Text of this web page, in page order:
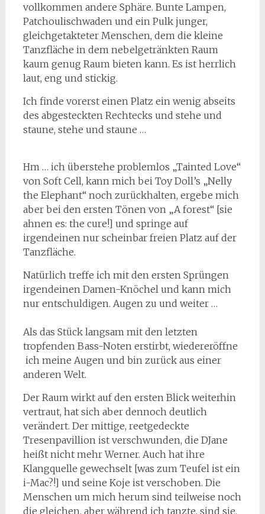
vollkommen andere Sphäre. Bunte Lampen,
Patchoulischwaden und ein Pulk junger,
gleichgetakteter Menschen, dem die kleine
Tanzfläche in dem nebelgetränkten Raum
kaum genug Raum bieten kann. Es ist herrlich
laut, eng und stickig.
Ich finde vorerst einen Platz ein wenig abseits
des abgesteckten Rechtecks und stehe und
staune, stehe und staune …
Hm … ich überstehe problemlos „Tainted Love“
von Soft Cell, kann mich bei Toy Doll’s „Nelly
the Elephant“ noch zurückhalten, ergebe mich
aber bei den ersten Tönen von „A forest“ [sie
ahnen es: the cure!] und springe auf
irgendeinen nur scheinbar freien Platz auf der
Tanzfläche.
Natürlich treffe ich mit den ersten Sprüngen
irgendeinen Damen-Knöchel und kann mich
nur entschuldigen. Augen zu und weiter …
Als das Stück langsam mit den letzten
tropfenden Bass-Noten erstirbt, wiedereröffne
ich meine Augen und bin zurück aus einer
anderen Welt.
Der Raum wirkt auf den ersten Blick weiterhin
vertraut, hat sich aber dennoch deutlich
verändert. Der mittige, reetgedeckte
Tresenpavillion ist verschwunden, die DJane
heißt nicht mehr Werner. Auch hat ihre
Klangquelle gewechselt [was zum Teufel ist ein
i-Mac?!] und seine Koje ist verschoben. Die
Menschen um mich herum sind teilweise noch
die gleichen, aber während ich tanzte, sind sie,